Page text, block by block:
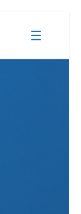
☰